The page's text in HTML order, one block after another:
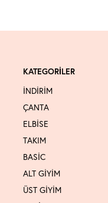
KATEGORİLER
İNDİRİM
ÇANTA
ELBİSE
TAKIM
BASİC
ALT GİYİM
ÜST GİYİM